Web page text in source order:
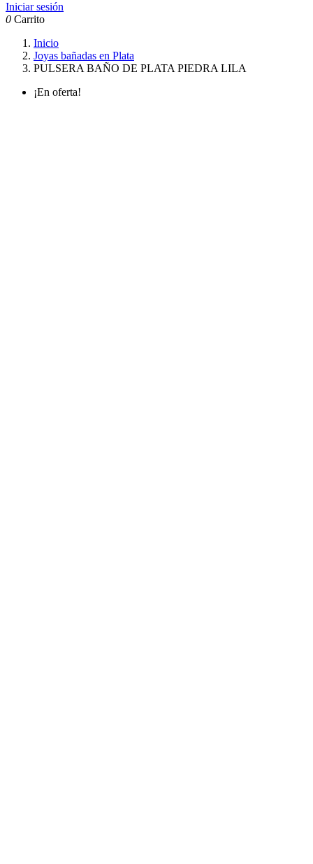
Iniciar sesión
0 Carrito
Inicio
Joyas bañadas en Plata
PULSERA BAÑO DE PLATA PIEDRA LILA
¡En oferta!